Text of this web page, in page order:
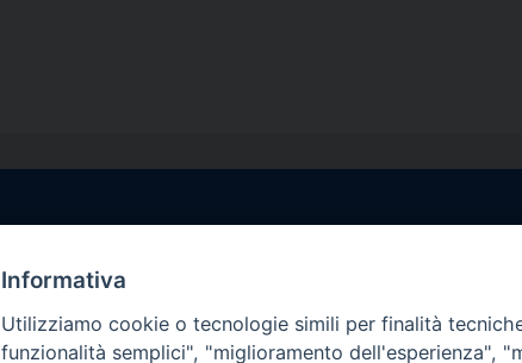
Via Santa Maria della Pietà, 44 – 80067
Sorrento (NA)
tel. 0818781244
Giorni ed Orari Apertura Uffici:
Informativa
Utilizziamo cookie o tecnologie simili per finalità
funzionalità semplici", "miglioramento dell'esperienza",